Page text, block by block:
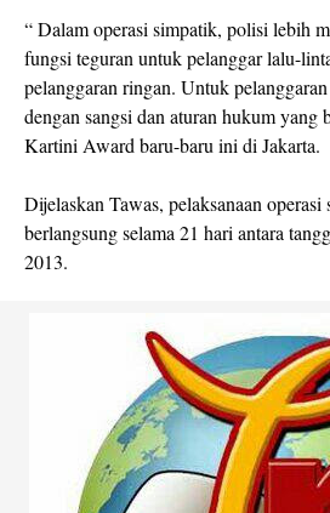
“ Dalam operasi simpatik, polisi lebih
fungsi teguran untuk pelanggar lalu-
pelanggaran ringan. Untuk
dengan sangsi dan aturan hukum yang
Kartini Award baru-baru ini di Jakarta.
Dijelaskan Tawas, pelaksanaan operasi
berlangsung selama 21 hari antara
2013.